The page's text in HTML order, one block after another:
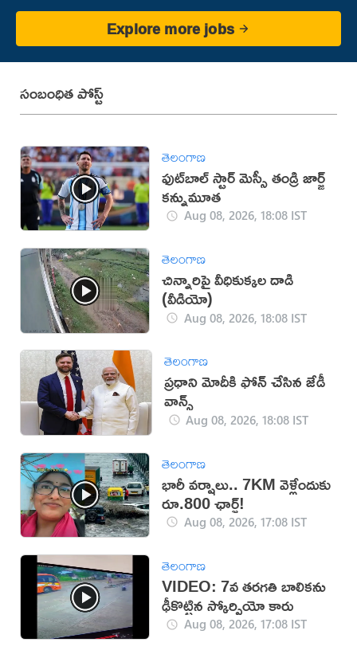
Explore more jobs
సంబంధిత పోస్ట్
తెలంగాణ
ఫుట్‌బాల్ స్టార్ మెస్సీ తండ్రి జార్జ్
కన్నుమూత
Aug 08, 2026, 18:08 IST
తెలంగాణ
చిన్నారిపై వీధికుక్కల దాడి
(వీడియో)
Aug 08, 2026, 18:08 IST
తెలంగాణ
ప్రధాని మోదీకి ఫోన్ చేసిన జేడీ
వాన్స్
Aug 08, 2026, 18:08 IST
తెలంగాణ
భారీ వర్షాలు.. 7KM వెళ్లేందుకు
రూ.800 ఛార్జ్!
Aug 08, 2026, 17:08 IST
తెలంగాణ
VIDEO: 7వ తరగతి బాలికను
ఢీకొట్టిన స్కోర్పియో కారు
Aug 08, 2026, 17:08 IST